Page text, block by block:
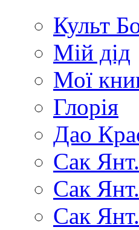
Культ
Мій дід
Мої
Глорія
Дао
Сак
Сак
Сак